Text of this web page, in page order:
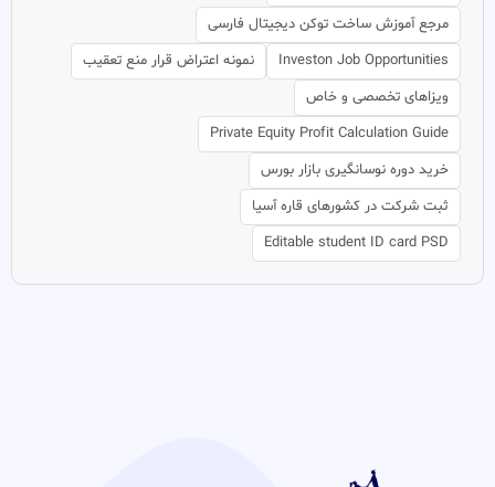
مرجع آموزش ساخت توکن دیجیتال فارسی
Investon Job Opportunities
نمونه اعتراض قرار منع تعقیب
ویزاهای تخصصی و خاص
Private Equity Profit Calculation Guide
خرید دوره نوسانگیری بازار بورس
ثبت شرکت در کشورهای قاره آسیا
Editable student ID card PSD